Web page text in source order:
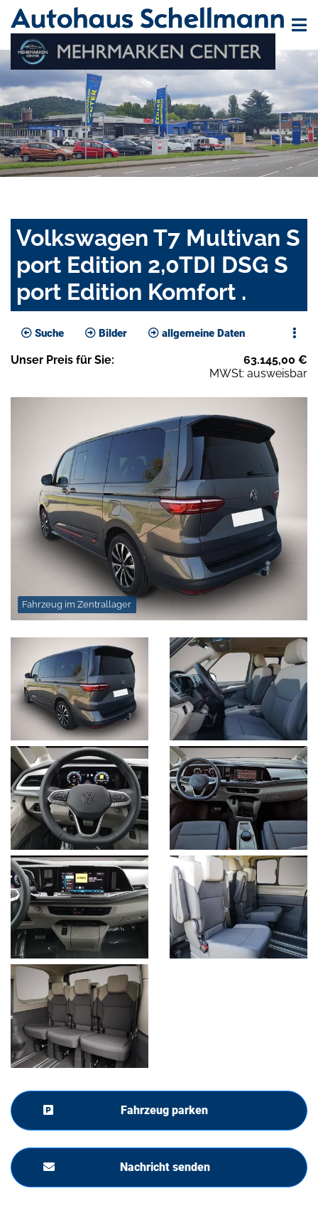
Volkswagen T7 Multivan S
port Edition 2,0TDI DSG S
port Edition Komfort .
Suche Bilder allgemeine Daten
Unser Preis für Sie: 63.145,00 €
MWSt: ausweisbar
Fahrzeug im Zentrallager
Fahrzeug parken
Nachricht senden